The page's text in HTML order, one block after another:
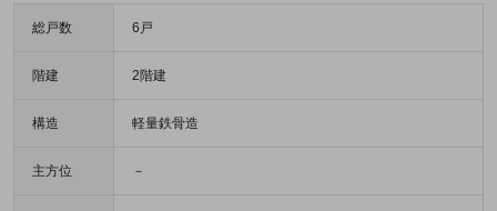
総戸数 6戸
階建 2階建
構造 軽量鉄骨造
主方位 －